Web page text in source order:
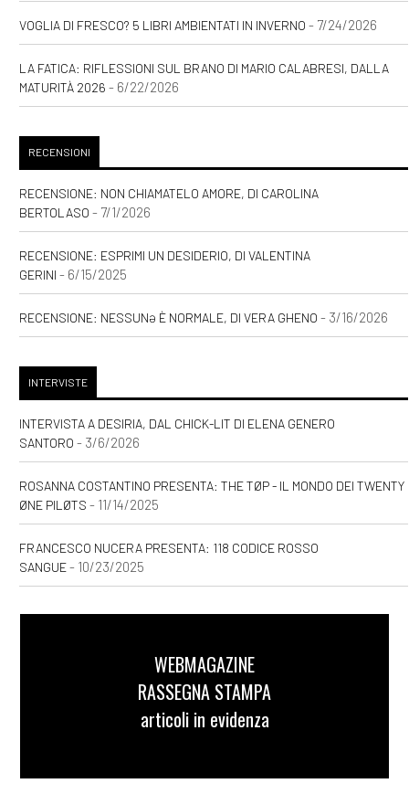
VOGLIA DI FRESCO? 5 LIBRI AMBIENTATI IN INVERNO - 7/24/2026
LA FATICA: RIFLESSIONI SUL BRANO DI MARIO CALABRESI, DALLA
MATURITÀ 2026 - 6/22/2026
RECENSIONI
RECENSIONE: NON CHIAMATELO AMORE, DI CAROLINA
BERTOLASO - 7/1/2026
RECENSIONE: ESPRIMI UN DESIDERIO, DI VALENTINA
GERINI - 6/15/2025
RECENSIONE: NESSUNƏ È NORMALE, DI VERA GHENO - 3/16/2026
INTERVISTE
INTERVISTA A DESIRIA, DAL CHICK-LIT DI ELENA GENERO
SANTORO - 3/6/2026
ROSANNA COSTANTINO PRESENTA: THE TØP - IL MONDO DEI TWENTY
ØNE PILØTS - 11/14/2025
FRANCESCO NUCERA PRESENTA: 118 CODICE ROSSO
SANGUE- 10/23/2025
WEBMAGAZINE
RASSEGNA STAMPA
articoli in evidenza